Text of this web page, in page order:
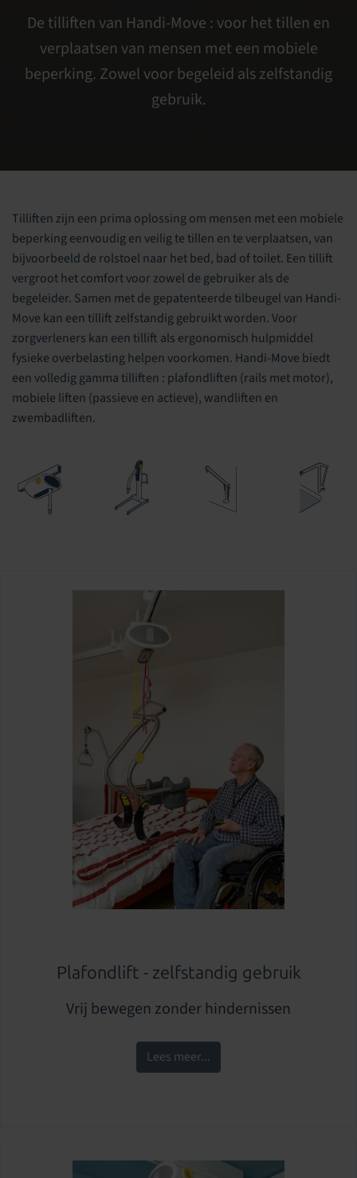
De tilliften van Handi-Move : voor het tillen en
verplaatsen van mensen met een mobiele
beperking. Zowel voor begeleid als zelfstandig
gebruik.
Tilliften zijn een prima oplossing om mensen met een mobiele
beperking eenvoudig en veilig te tillen en te verplaatsen, van
bijvoorbeeld de rolstoel naar het bed, bad of toilet. Een tillift
vergroot het comfort voor zowel de gebruiker als de
begeleider. Samen met de gepatenteerde tilbeugel van Handi-
Move kan een tillift zelfstandig gebruikt worden. Voor
zorgverleners kan een tillift als ergonomisch hulpmiddel
fysieke overbelasting helpen voorkomen. Handi-Move biedt
een volledig gamma tilliften : plafondliften (rails met motor),
mobiele liften (passieve en actieve), wandliften en
zwembadliften.
Plafondlift - zelfstandig gebruik
Vrij bewegen zonder hindernissen
Lees meer...